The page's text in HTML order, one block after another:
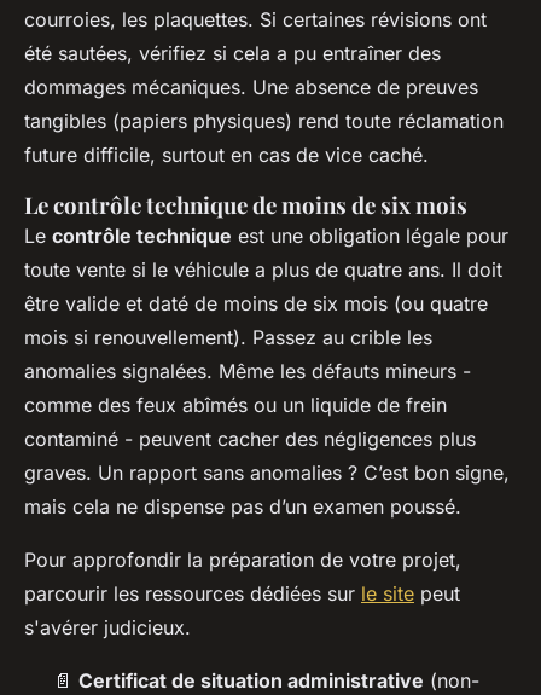
courroies, les plaquettes. Si certaines révisions ont
été sautées, vérifiez si cela a pu entraîner des
dommages mécaniques. Une absence de preuves
tangibles (papiers physiques) rend toute réclamation
future difficile, surtout en cas de vice caché.
Le contrôle technique de moins de six mois
Le contrôle technique est une obligation légale pour
toute vente si le véhicule a plus de quatre ans. Il doit
être valide et daté de moins de six mois (ou quatre
mois si renouvellement). Passez au crible les
anomalies signalées. Même les défauts mineurs -
comme des feux abîmés ou un liquide de frein
contaminé - peuvent cacher des négligences plus
graves. Un rapport sans anomalies ? C’est bon signe,
mais cela ne dispense pas d’un examen poussé.
Pour approfondir la préparation de votre projet,
parcourir les ressources dédiées sur le site peut
s'avérer judicieux.
📄 Certificat de situation administrative (non-